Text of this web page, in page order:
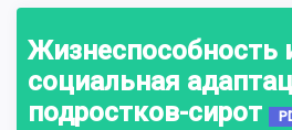
Жизнеспособность
социальная
подростков-сирот